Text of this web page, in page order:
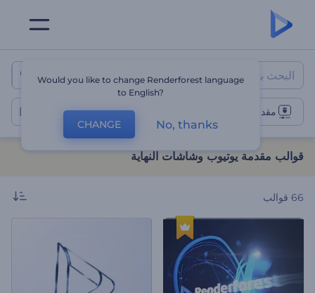
قوالب مقدمة يوتيوب وشاشات
مقدمات يوتيوب
قوالب مقدمة يوتيوب وشاشات النهاية
66 قوالب
Would you like to change Renderforest language
to English?
CHANGE No, thanks